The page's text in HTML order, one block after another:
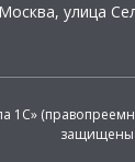
, улица
1С»
защищены